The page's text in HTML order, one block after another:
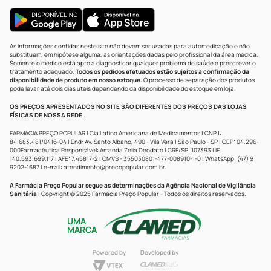
As informações contidas neste site não devem ser usadas para automedicação e não
substituem, em hipótese alguma, as orientações dadas pelo profissional da área médica.
Somente o médico está apto a diagnosticar qualquer problema de saúde e prescrever o
tratamento adequado. Todos os pedidos efetuados estão sujeitos à confirmação da
disponibilidade de produto em nosso estoque.O processo de separação dos produtos
pode levar até dois dias úteis dependendo da disponibilidade do estoque em loja.
OS PREÇOS APRESENTADOS NO SITE SÃO DIFERENTES DOS PREÇOS DAS LOJAS
FÍSICAS DE NOSSA REDE.
FARMÁCIA PREÇO POPULAR | Cia Latino Americana de Medicamentos | CNPJ:
84.683.481/0416-04 | End: Av. Santo Albano, 490 - Vila Vera | São Paulo - SP | CEP: 04.296-
000Farmacêutica Responsável: Amanda Zelia Deodato | CRF/SP: 107393 | IE:
140.593.699.117 | AFE: 7.45817-2 | CMVS - 355030801-477-008910-1-0 | WhatsApp: (47) 9
9202-1687 | e-mail: atendimento@precopopular.com.br.
A Farmácia Preço Popular segue as determinações da Agência Nacional de Vigilância
Sanitária | Copyright © 2025 Farmácia Preço Popular - Todos os direitos reservados.
UMA
MARCA
Powered by Developed by